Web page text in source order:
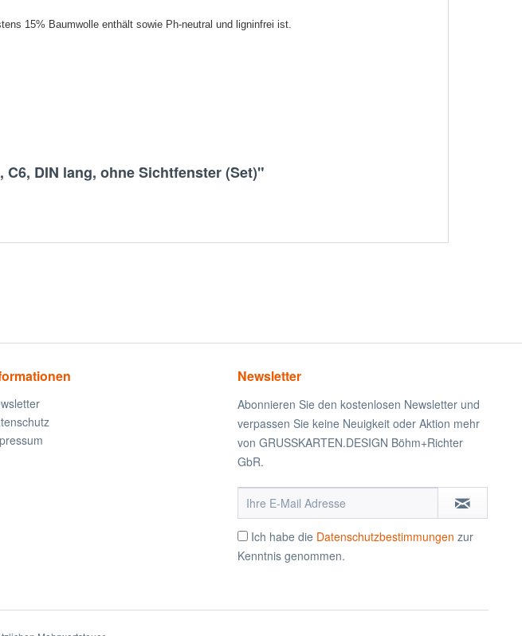
15% Baumwolle enthält sowie Ph-neutral und ligninfrei ist.
DIN lang, ohne Sichtfenster (Set)"
Newsletter
Abonnieren Sie den kostenlosen Newsletter und
verpassen Sie keine Neuigkeit oder Aktion mehr
von GRUSSKARTEN.DESIGN Böhm+Richter
GbR.
Ich habe die Datenschutzbestimmungen zur
Kenntnis genommen.